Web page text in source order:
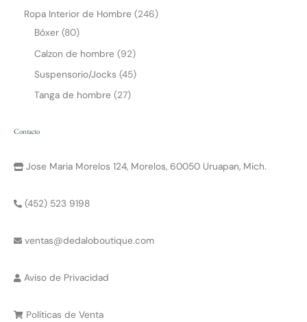
Ropa Interior de Hombre
246
Bóxer 80
Calzon de hombre
92
Suspensorio/Jocks 45
Tanga de hombre
27
Contacto
Jose Maria Morelos 124, Morelos, 60050 Uruapan, Mich.
(452) 523 9198
ventas@dedaloboutique.com
Aviso de Privacidad
Políticas de Venta